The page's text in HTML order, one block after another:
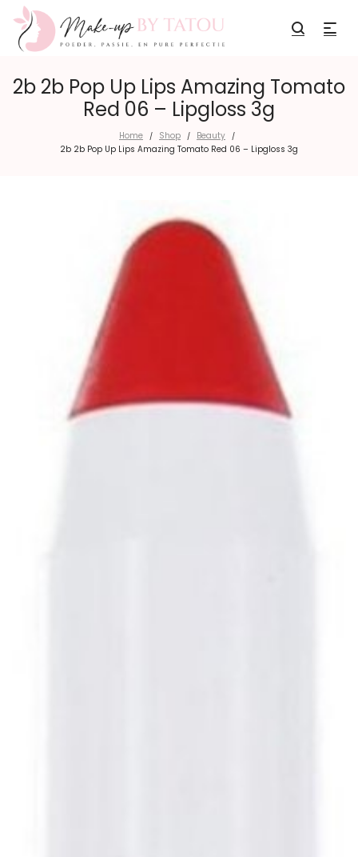
2b 2b Pop Up Lips Amazing Tomato
Red 06 – Lipgloss 3g
Home / Shop / Beauty /
2b 2b Pop Up Lips Amazing Tomato Red 06 – Lipgloss 3g